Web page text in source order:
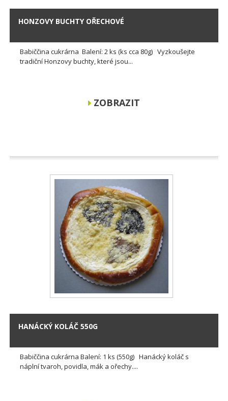
HONZOVY BUCHTY OŘECHOVÉ
Babiččina cukrárna Balení: 2 ks (ks cca 80g) Vyzkoušejte
tradiční Honzovy buchty, které jsou...
ZOBRAZIT
HANÁCKÝ KOLÁČ 550G
Babiččina cukrárna Balení: 1 ks (550g) Hanácký koláč s
náplní tvaroh, povidla, mák a ořechy....